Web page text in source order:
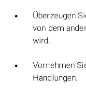
Überzeugen
von dem
wird.
Vornehmen
Handlungen.